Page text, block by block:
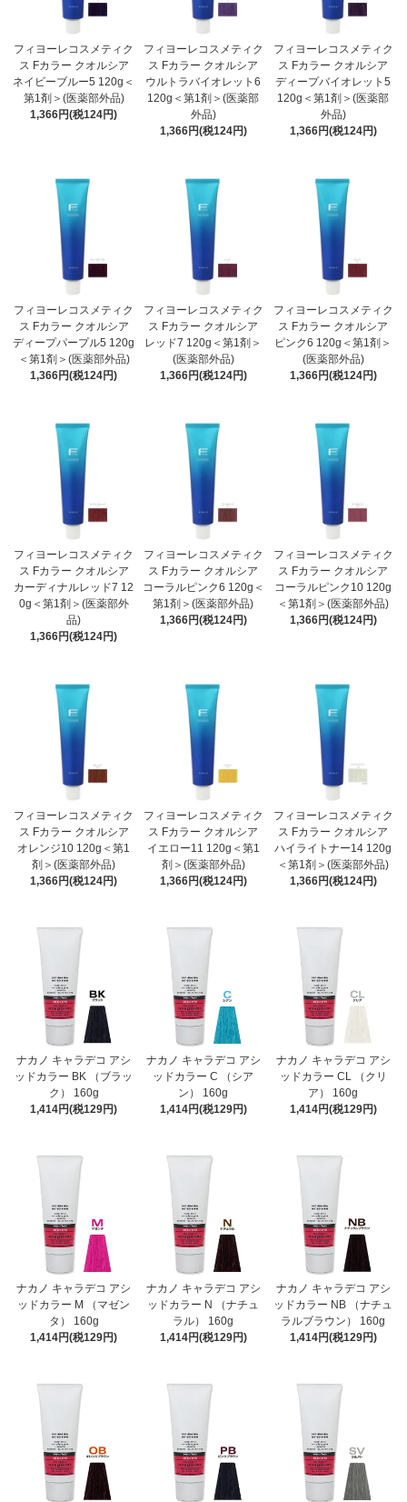
フィヨーレコスメティク
ス Fカラー クオルシア
ネイビーブルー5 120g＜
第1剤＞(医薬部外品)
1,366円(税124円)
フィヨーレコスメティク
ス Fカラー クオルシア
ウルトラバイオレット6
120g＜第1剤＞(医薬部
外品)
1,366円(税124円)
フィヨーレコスメティク
ス Fカラー クオルシア
ディープバイオレット5
120g＜第1剤＞(医薬部
外品)
1,366円(税124円)
フィヨーレコスメティク
ス Fカラー クオルシア
ディープパープル5 120g
＜第1剤＞(医薬部外品)
1,366円(税124円)
フィヨーレコスメティク
ス Fカラー クオルシア
レッド7 120g＜第1剤＞
(医薬部外品)
1,366円(税124円)
フィヨーレコスメティク
ス Fカラー クオルシア
ピンク6 120g＜第1剤＞
(医薬部外品)
1,366円(税124円)
フィヨーレコスメティク
ス Fカラー クオルシア
カーディナルレッド7 12
0g＜第1剤＞(医薬部外
品)
1,366円(税124円)
フィヨーレコスメティク
ス Fカラー クオルシア
コーラルピンク6 120g＜
第1剤＞(医薬部外品)
1,366円(税124円)
フィヨーレコスメティク
ス Fカラー クオルシア
コーラルピンク10 120g
＜第1剤＞(医薬部外品)
1,366円(税124円)
フィヨーレコスメティク
ス Fカラー クオルシア
オレンジ10 120g＜第1
剤＞(医薬部外品)
1,366円(税124円)
フィヨーレコスメティク
ス Fカラー クオルシア
イエロー11 120g＜第1
剤＞(医薬部外品)
1,366円(税124円)
フィヨーレコスメティク
ス Fカラー クオルシア
ハイライトナー14 120g
＜第1剤＞(医薬部外品)
1,366円(税124円)
ナカノ キャラデコ アシ
ッドカラー BK （ブラッ
ク） 160g
1,414円(税129円)
ナカノ キャラデコ アシ
ッドカラー C （シア
ン） 160g
1,414円(税129円)
ナカノ キャラデコ アシ
ッドカラー CL （クリ
ア） 160g
1,414円(税129円)
ナカノ キャラデコ アシ
ッドカラー M （マゼン
タ） 160g
1,414円(税129円)
ナカノ キャラデコ アシ
ッドカラー N （ナチュ
ラル） 160g
1,414円(税129円)
ナカノ キャラデコ アシ
ッドカラー NB （ナチュ
ラルブラウン） 160g
1,414円(税129円)